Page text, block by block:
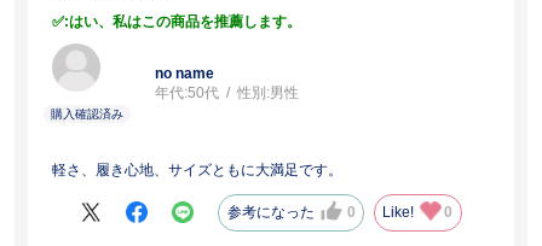
:はい、私はこの商品を推薦します。
no name
年代:50代 性別:男性
軽さ、履き心地、サイズともに大満足です。
参考になった 0 Like! 0